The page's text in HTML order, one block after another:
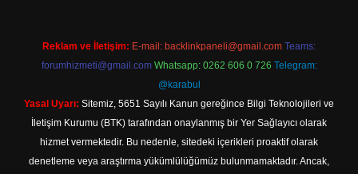
Reklam ve İletişim: E-mail: backlinkpaneli@gmail.com Teams:
forumhizmeti@gmail.com Whatsapp: 0262 606 0 726 Telegram:
@karabul
Yasal Uyarı: Sitemiz, 5651 Sayılı Kanun gereğince Bilgi Teknolojileri ve
İletişim Kurumu (BTK) tarafından onaylanmış bir Yer Sağlayıcı olarak
hizmet vermektedir. Bu nedenle, sitedeki içerikleri proaktif olarak
denetleme veya araştırma yükümlülüğümüz bulunmamaktadır. Ancak,